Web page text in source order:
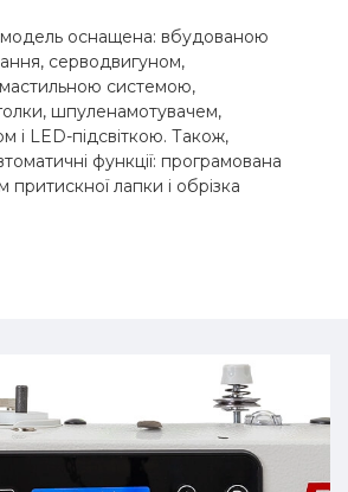
оснащена: вбудованою
серводвигуном,
системою,
шпуленамотувачем,
і LED-підсвіткою. Також,
функції: програмована
притискної лапки і обрізка